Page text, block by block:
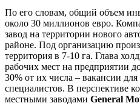
По его словам, общий объем
около 30 миллионов евро.
завод на территории нового
районе. Под организацию
территория в 7-10 га. Глава
рабочих мест на предприятии
30% от их числа – вакансии
специалистов. В перспективе
местными заводами General